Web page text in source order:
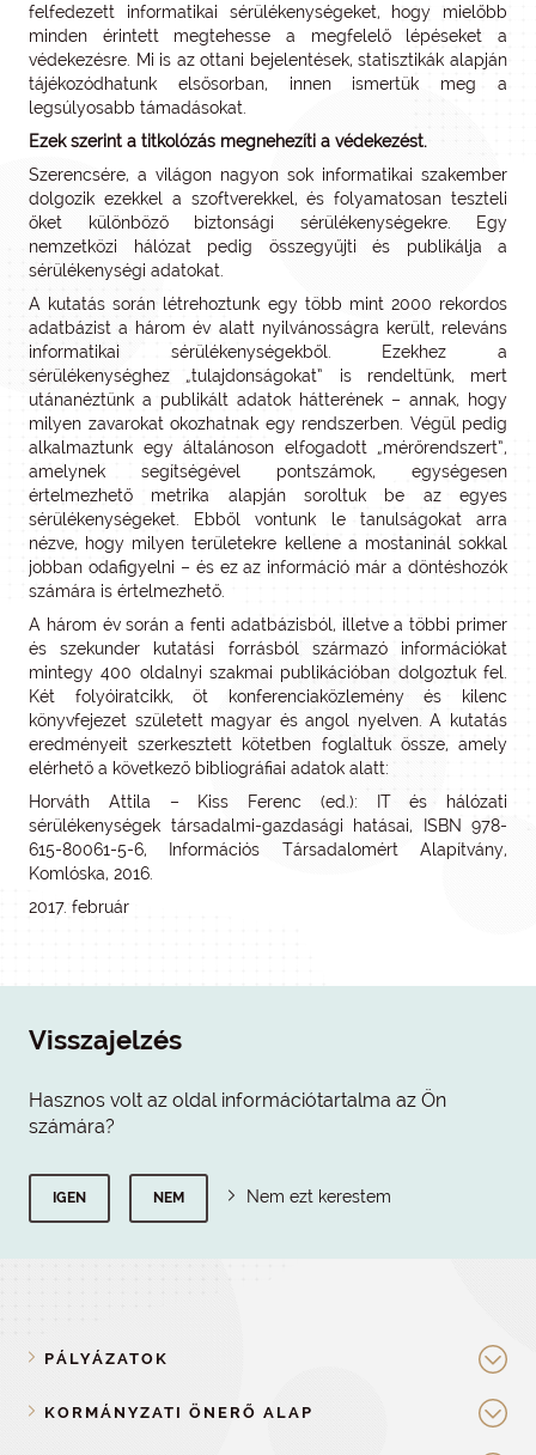
felfedezett informatikai sérülékenységeket, hogy mielőbb
minden érintett megtehesse a megfelelő lépéseket a
védekezésre. Mi is az ottani bejelentések, statisztikák alapján
tájékozódhatunk elsősorban, innen ismertük meg a
legsúlyosabb támadásokat.
Ezek szerint a titkolózás megnehezíti a védekezést.
Szerencsére, a világon nagyon sok informatikai szakember
dolgozik ezekkel a szoftverekkel, és folyamatosan teszteli
őket különböző biztonsági sérülékenységekre. Egy
nemzetközi hálózat pedig összegyűjti és publikálja a
sérülékenységi adatokat.
A kutatás során létrehoztunk egy több mint 2000 rekordos
adatbázist a három év alatt nyilvánosságra került, releváns
informatikai sérülékenységekből. Ezekhez a
sérülékenységhez „tulajdonságokat” is rendeltünk, mert
utánanéztünk a publikált adatok hátterének – annak, hogy
milyen zavarokat okozhatnak egy rendszerben. Végül pedig
alkalmaztunk egy általánoson elfogadott „mérőrendszert”,
amelynek segítségével pontszámok, egységesen
értelmezhető metrika alapján soroltuk be az egyes
sérülékenységeket. Ebből vontunk le tanulságokat arra
nézve, hogy milyen területekre kellene a mostaninál sokkal
jobban odafigyelni – és ez az információ már a döntéshozók
számára is értelmezhető.
A három év során a fenti adatbázisból, illetve a többi primer
és szekunder kutatási forrásból származó információkat
mintegy 400 oldalnyi szakmai publikációban dolgoztuk fel.
Két folyóiratcikk, öt konferenciaközlemény és kilenc
könyvfejezet született magyar és angol nyelven. A kutatás
eredményeit szerkesztett kötetben foglaltuk össze, amely
elérhető a következő bibliográfiai adatok alatt:
Horváth Attila – Kiss Ferenc (ed.): IT és hálózati
sérülékenységek társadalmi-gazdasági hatásai, ISBN 978-
615-80061-5-6, Információs Társadalomért Alapítvány,
Komlóska, 2016.
2017. február
Visszajelzés
Hasznos volt az oldal információtartalma az Ön
számára?
IGEN NEM Nem ezt kerestem
PÁLYÁZATOK
KORMÁNYZATI ÖNERŐ ALAP